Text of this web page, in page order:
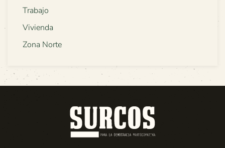
Trabajo
Vivienda
Zona Norte